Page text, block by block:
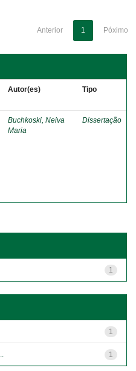
Anterior 1 Póximo
Autor(es) Tipo
Buchkoski, Neiva
Maria
Dissertação
1
1
1